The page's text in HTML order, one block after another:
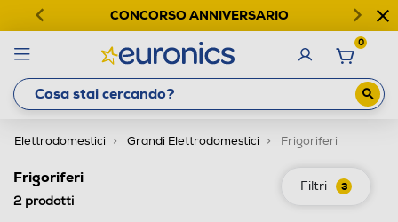
CONCORSO ANNIVERSARIO
0
Elettrodomestici Grandi Elettrodomestici Frigoriferi
Filtri 3
Frigoriferi
2prodotti